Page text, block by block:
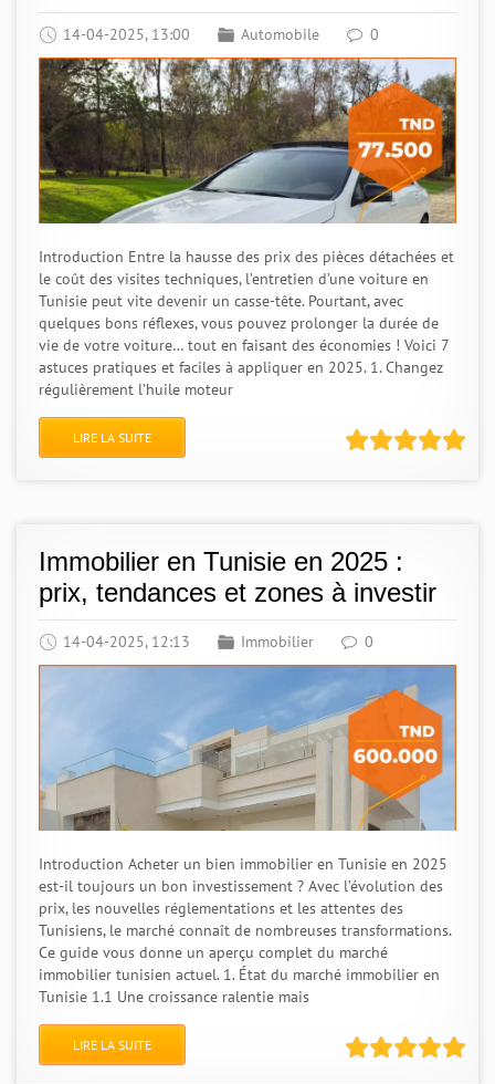
14-04-2025, 13:00 Automobile 0
Introduction Entre la hausse des prix des pièces détachées et
le coût des visites techniques, l’entretien d’une voiture en
Tunisie peut vite devenir un casse-tête. Pourtant, avec
quelques bons réflexes, vous pouvez prolonger la durée de
vie de votre voiture… tout en faisant des économies ! Voici 7
astuces pratiques et faciles à appliquer en 2025. 1. Changez
régulièrement l’huile moteur
LIRE LA SUITE
Immobilier en Tunisie en 2025 :
prix, tendances et zones à investir
14-04-2025, 12:13 Immobilier 0
Introduction Acheter un bien immobilier en Tunisie en 2025
est-il toujours un bon investissement ? Avec l’évolution des
prix, les nouvelles réglementations et les attentes des
Tunisiens, le marché connaît de nombreuses transformations.
Ce guide vous donne un aperçu complet du marché
immobilier tunisien actuel. 1. État du marché immobilier en
Tunisie 1.1 Une croissance ralentie mais
LIRE LA SUITE